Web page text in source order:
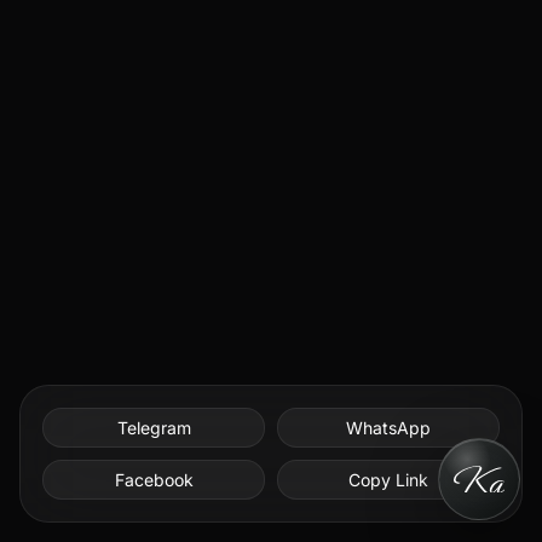
Telegram WhatsApp
Facebook Copy Link